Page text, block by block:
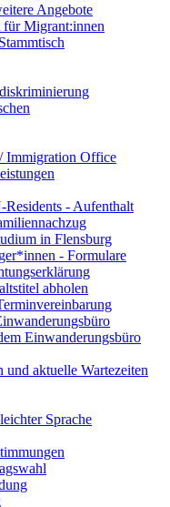
Angebote
Migrant:innen
Immigration Office
- Aufenthalt
in Flensburg
- Formulare
abholen
Einwanderungsbüro
und aktuelle Wartezeiten
Sprache